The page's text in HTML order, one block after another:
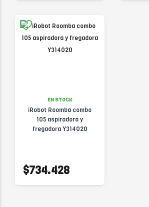
EN STOCK
iRobot Roomba combo
105 aspiradora y
fregadora Y314020
$734.428